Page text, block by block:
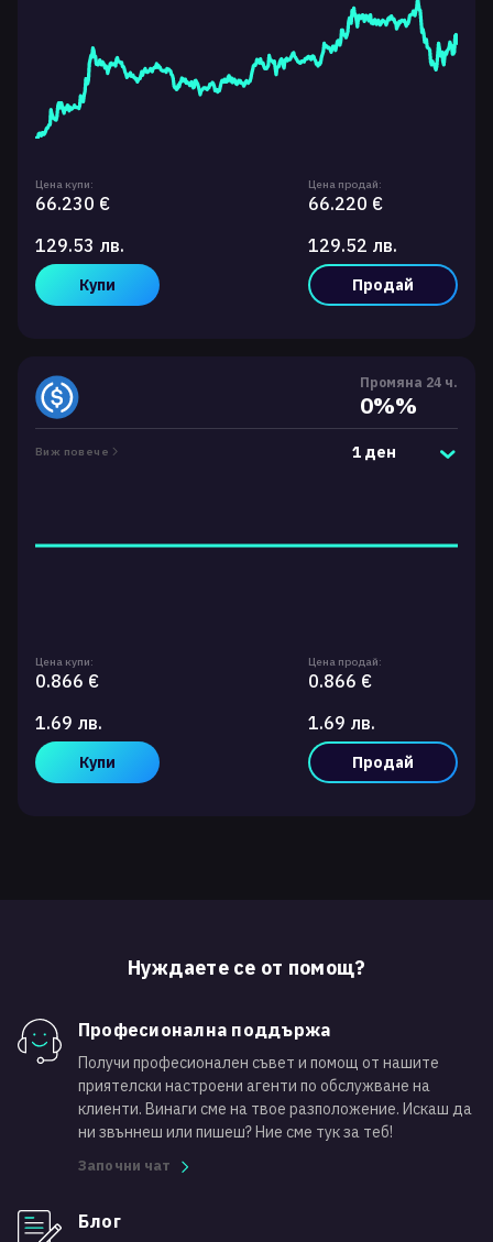
Цена купи:
66.230 €
129.53 лв.
Купи
Цена продай:
66.220 €
129.52 лв.
Продай
Промяна 24 ч.
0%%
Виж повече 1 ден
Цена купи:
0.866 €
1.69 лв.
Купи
Цена продай:
0.866 €
1.69 лв.
Продай
Нуждаете се от помощ?
Професионална поддържа
Получи професионален съвет и помощ от нашите
приятелски настроени агенти по обслужване на
клиенти. Винаги сме на твое разположение. Искаш да
ни звъннеш или пишеш? Ние сме тук за теб!
Започни чат
Блог